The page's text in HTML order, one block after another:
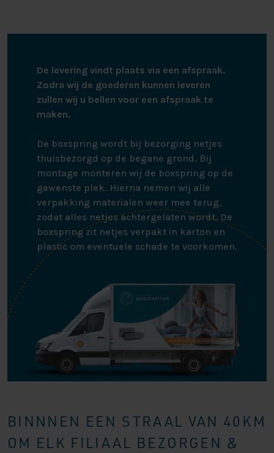
De levering vindt plaats via een afspraak.
Zodra wij de goederen kunnen leveren
zullen wij u bellen voor een afspraak te
maken.
De boxspring wordt bij bezorging netjes
thuisbezorgd op de begane grond. Bij
montage monteren wij de boxspring op de
gewenste plek. Hierna nemen wij alle
verpakking materialen weer mee terug,
zodat alles netjes achtergelaten wordt. De
boxspring zit netjes verpakt in karton en
plastic om eventuele schade te voorkomen.
BINNNEN EEN STRAAL VAN 40KM
OM ELK FILIAAL BEZORGEN &